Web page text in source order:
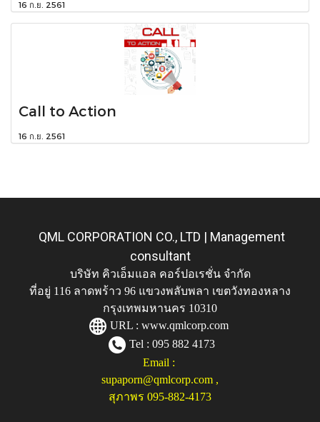
16 ก.ย. 2561
Call to Action
16 ก.ย. 2561
QML CORPORATION CO., LTD | Management
consultant
บริษัท คิวเอ็มแอล คอร์ปอเรชั่น จำกัด
ที่อยู่ 116 ลาดพร้าว 96 แขวงพลับพลา เขตวังทองหลาง
กรุงเทพมหานคร 10310
URL : www.qmlcorp.com
Tel : 095 882 4173
Email :
supaporn@qmlcorp.com ,
สุภาพร 095-882-4173